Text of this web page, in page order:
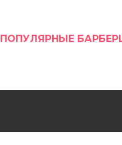
ПОПУЛЯРНЫЕ